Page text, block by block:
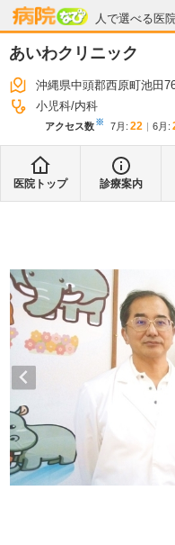
人で選べる医
病院なび
あいわクリニック
沖縄県中頭郡西原町池田
小児科 内科
アクセス数※ 7月 : 22 6月 :
医院トップ 診療案内